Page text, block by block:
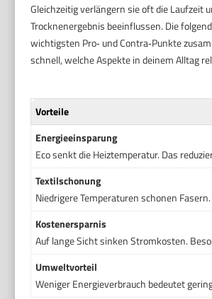
Gleichzeitig verlängern sie oft die Laufzeit
Trocknenergebnis beeinflussen. Die
wichtigsten Pro‑ und Contra‑Punkte
schnell, welche Aspekte in deinem Alltag
Vorteile
Energieeinsparung
Eco senkt die Heiztemperatur. Das
Textilschonung
Niedrigere Temperaturen schonen
Kostenersparnis
Auf lange Sicht sinken Stromkosten.
Umweltvorteil
Weniger Energieverbrauch bedeutet